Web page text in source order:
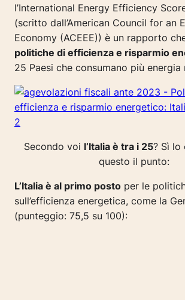
l’International Energy Efficiency
(scritto dall’American Council for an
Economy (ACEEE)) è un rapporto
politiche di efficienza e risparmio
25 Paesi che consumano più energia
Secondo voi l’Italia è tra i 25? Sì lo
questo il punto:
L’Italia è al primo posto per le
sull’efficienza energetica, come la
(punteggio: 75,5 su 100):